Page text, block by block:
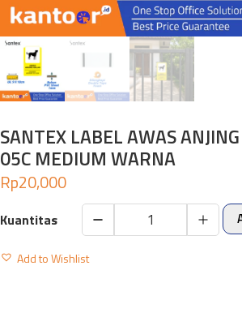
SANTEX LABEL AWAS
05C MEDIUM WARNA
Rp20,000
SANTEX
LABELAdd to Wishlist